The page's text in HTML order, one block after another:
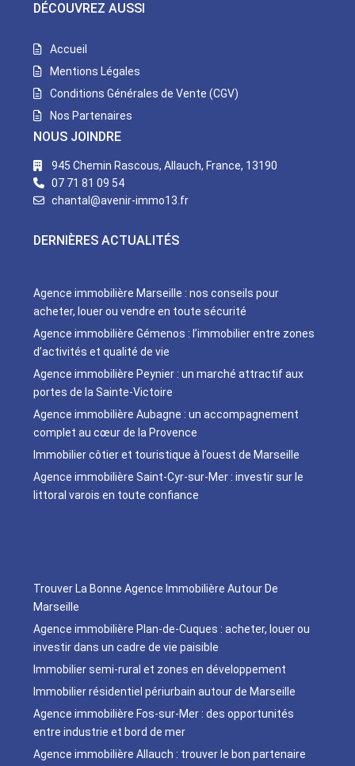
DÉCOUVREZ AUSSI
Accueil
Mentions Légales
Conditions Générales de Vente (CGV)
Nos Partenaires
NOUS JOINDRE
945 Chemin Rascous, Allauch, France, 13190
07 71 81 09 54
chantal@avenir-immo13.fr
DERNIÈRES ACTUALITÉS
Agence immobilière Marseille : nos conseils pour
acheter, louer ou vendre en toute sécurité
Agence immobilière Gémenos : l’immobilier entre zones
d’activités et qualité de vie
Agence immobilière Peynier : un marché attractif aux
portes de la Sainte-Victoire
Agence immobilière Aubagne : un accompagnement
complet au cœur de la Provence
Immobilier côtier et touristique à l’ouest de Marseille
Agence immobilière Saint-Cyr-sur-Mer : investir sur le
littoral varois en toute confiance
Trouver La Bonne Agence Immobilière Autour De
Marseille
Agence immobilière Plan-de-Cuques : acheter, louer ou
investir dans un cadre de vie paisible
Immobilier semi-rural et zones en développement
Immobilier résidentiel périurbain autour de Marseille
Agence immobilière Fos-sur-Mer : des opportunités
entre industrie et bord de mer
Agence immobilière Allauch : trouver le bon partenaire